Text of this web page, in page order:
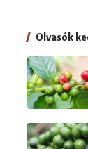
Olvasók